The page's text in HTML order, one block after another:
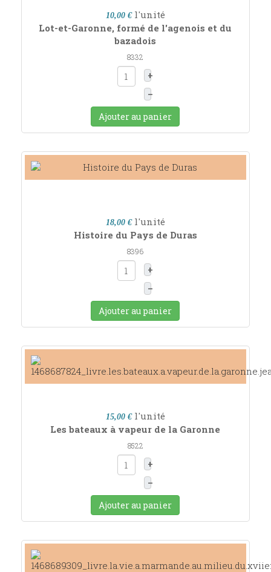
10,00 € l'unité
Lot-et-Garonne, formé de l'agenois et du
bazadois
8332
+
–
Ajouter au panier
18,00 € l'unité
Histoire du Pays de Duras
8396
+
–
Ajouter au panier
15,00 € l'unité
Les bateaux à vapeur de la Garonne
8522
+
–
Ajouter au panier